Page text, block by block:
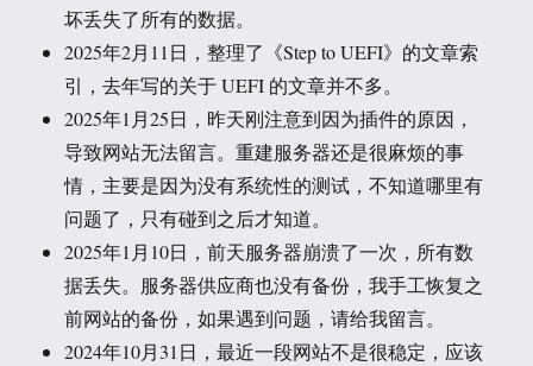
坏丢失了所有的数据。
2025年2月11日，整理了《Step to UEFI》的文章索
引，去年写的关于 UEFI 的文章并不多。
2025年1月25日，昨天刚注意到因为插件的原因，
导致网站无法留言。重建服务器还是很麻烦的事
情，主要是因为没有系统性的测试，不知道哪里有
问题了，只有碰到之后才知道。
2025年1月10日，前天服务器崩溃了一次，所有数
据丢失。服务器供应商也没有备份，我手工恢复之
前网站的备份，如果遇到问题，请给我留言。
2024年10月31日，最近一段网站不是很稳定，应该